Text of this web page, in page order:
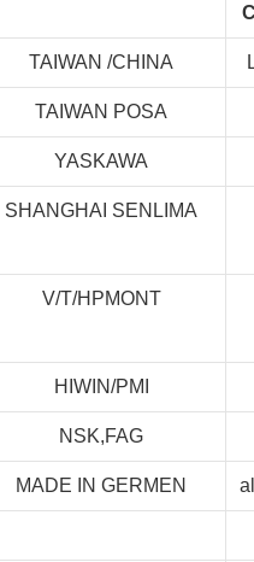
TAIWAN /CHINA
TAIWAN POSA
YASKAWA
SHANGHAI SENLIMA
V/T/HPMONT
HIWIN/PMI
NSK,FAG
MADE IN GERMEN